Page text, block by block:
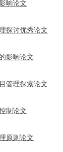
响论文
探讨优秀论文
影响论文
管理探索论文
制论文
原则论文